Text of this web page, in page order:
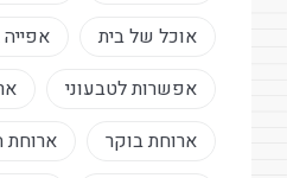
אוכל של בית
אפייה
אפשרות לטבעוני
ארוחת בוקר
ארוחת